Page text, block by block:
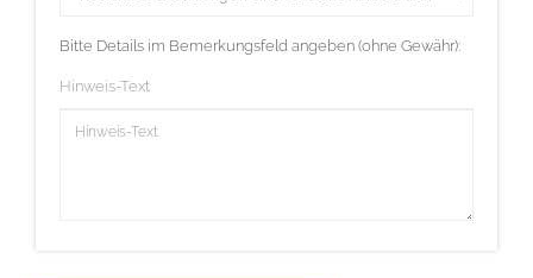
Bitte Details im Bemerkungsfeld angeben (ohne Gewähr):
Hinweis-Text